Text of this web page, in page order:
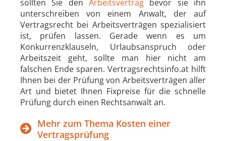
sollten Sie den Arbeitsvertrag bevor sie ihn
unterschreiben von einem Anwalt, der auf
Vertragsrecht bei Arbeitsverträgen spezialisiert
ist, prüfen lassen. Gerade wenn es um
Konkurrenzklauseln, Urlaubsanspruch oder
Arbeitszeit geht, sollte man hier nicht am
falschen Ende sparen. Vertragsrechtsinfo.at hilft
Ihnen bei der Prüfung von Arbeitsverträgen aller
Art und bietet Ihnen Fixpreise für die schnelle
Prüfung durch einen Rechtsanwalt an.
Mehr zum Thema Kosten einer
Vertragsprüfung